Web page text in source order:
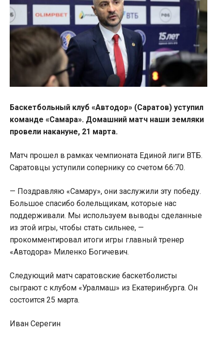
Баскетбольный клуб «Автодор» (Саратов) уступил
команде «Самара». Домашний матч наши земляки
провели накануне, 21 марта.
Матч прошел в рамках чемпионата Единой лиги ВТБ.
Саратовцы уступили сопернику со счетом 66:70.
— Поздравляю «Самару», они заслужили эту победу.
Большое спасибо болельщикам, которые нас
поддерживали. Мы используем выводы сделанные
из этой игры, чтобы стать сильнее, —
прокомментировал итоги игры главный тренер
«Автодора» Миленко Богичевич.
Следующий матч саратовские баскетболисты
сыграют с клубом «Уралмаш» из Екатеринбурга. Он
состоится 25 марта.
Иван Серегин